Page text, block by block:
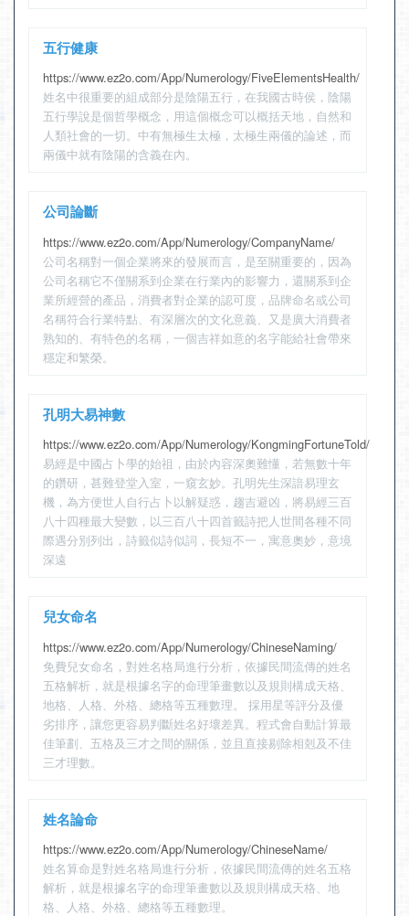
五行健康
https://www.ez2o.com/App/Numerology/FiveElementsHealth/
姓名中很重要的組成部分是陰陽五行，在我國古時侯，陰陽
五行學說是個哲學概念，用這個概念可以概括天地，自然和
人類社會的一切。中有無極生太極，太極生兩儀的論述，而
兩儀中就有陰陽的含義在內。
公司論斷
https://www.ez2o.com/App/Numerology/CompanyName/
公司名稱對一個企業將來的發展而言，是至關重要的，因為
公司名稱它不僅關系到企業在行業內的影響力，還關系到企
業所經營的產品，消費者對企業的認可度，品牌命名或公司
名稱符合行業特點、有深層次的文化意義、又是廣大消費者
熟知的、有特色的名稱，一個吉祥如意的名字能給社會帶來
穩定和繁榮。
孔明大易神數
https://www.ez2o.com/App/Numerology/KongmingFortuneTold/
易經是中國占卜學的始祖，由於內容深奧難懂，若無數十年
的鑽研，甚難登堂入室，一窺玄妙。孔明先生深諳易理玄
機，為方便世人自行占卜以解疑惑，趨吉避凶，將易經三百
八十四種最大變數，以三百八十四首籤詩把人世間各種不同
際遇分別列出，詩籤似詩似詞，長短不一，寓意奧妙，意境
深遠
兒女命名
https://www.ez2o.com/App/Numerology/ChineseNaming/
免費兒女命名，對姓名格局進行分析，依據民間流傳的姓名
五格解析，就是根據名字的命理筆畫數以及規則構成天格、
地格、人格、外格、總格等五種數理。 採用星等評分及優
劣排序，讓您更容易判斷姓名好壞差異。程式會自動計算最
佳筆劃、五格及三才之間的關係，並且直接剔除相剋及不佳
三才理數。
姓名論命
https://www.ez2o.com/App/Numerology/ChineseName/
姓名算命是對姓名格局進行分析，依據民間流傳的姓名五格
解析，就是根據名字的命理筆畫數以及規則構成天格、地
格、人格、外格、總格等五種數理。